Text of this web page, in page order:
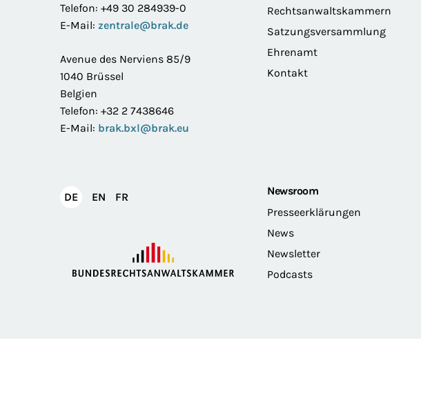
Telefon: +49 30 284939-0
E-Mail: zentrale@brak.de
Avenue des Nerviens 85/9
1040 Brüssel
Belgien
Telefon: +32 2 7438646
E-Mail: brak.bxl@brak.eu
Rechtsanwaltskammern
Satzungsversammlung
Ehrenamt
Kontakt
DEDeutsch
EN English
FR
Newsroom
Presseerklärungen
News
Newsletter
Podcasts